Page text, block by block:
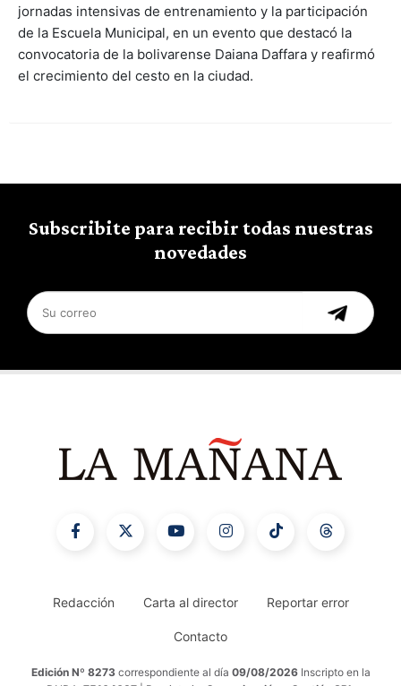
jornadas intensivas de entrenamiento y la participación
de la Escuela Municipal, en un evento que destacó la
convocatoria de la bolivarense Daiana Daffara y reafirmó
el crecimiento del cesto en la ciudad.
Subscribite para recibir todas nuestras
novedades
Redacción Carta al director Reportar error
Contacto
Edición Nº 8273 correspondiente al día 09/08/2026 Inscripto en la